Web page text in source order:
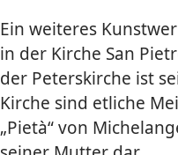
Ein weiteres
in der Kirche San
der Peterskirche ist
Kirche sind etliche
„Pietà“ von